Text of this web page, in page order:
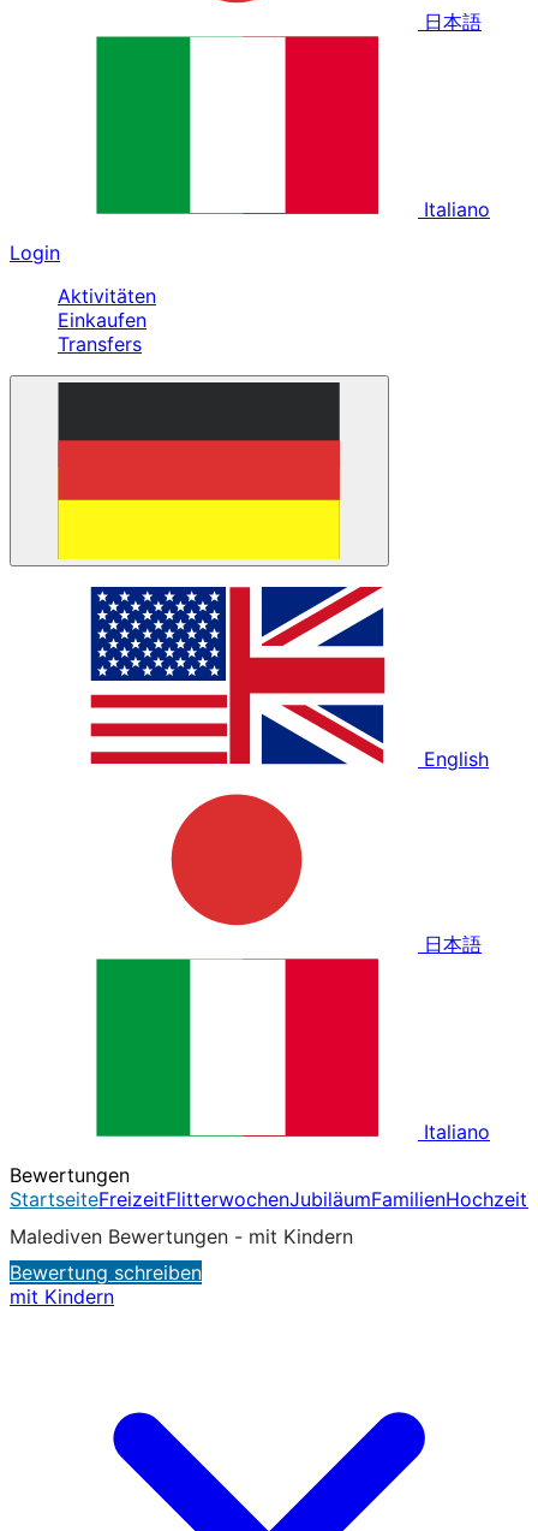
日本語
Italiano
Login
Aktivitäten
Einkaufen
Transfers
English
日本語
Italiano
Bewertungen
StartseiteFreizeitFlitterwochenJubiläumFamilienHochzeit
Malediven Bewertungen - mit Kindern
Bewertung schreiben
mit Kindern